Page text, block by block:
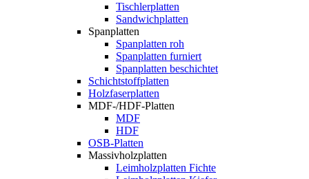
Tischlerplatten
Sandwichplatten
Spanplatten
Spanplatten roh
Spanplatten furniert
Spanplatten beschichtet
Schichtstoffplatten
Holzfaserplatten
MDF-/HDF-Platten
MDF
HDF
OSB-Platten
Massivholzplatten
Leimholzplatten Fichte